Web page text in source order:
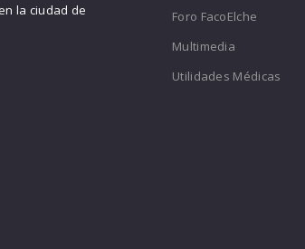
la ciudad de
Foro FacoElche
Multimedia
Utilidades Médicas